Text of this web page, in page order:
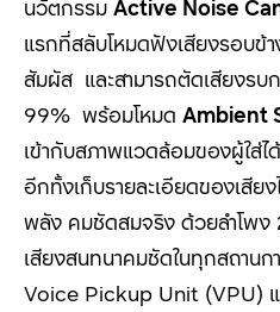
นวัตกรรม Active Noise
แรกที่สลับโหมดฟังเสียงรอบข้
สัมผัส และสามารถตัดเสียงร
99% พร้อมโหมด Ambient
เข้ากับสภาพแวดล้อมของผู้ใส่
อีกทั้งเก็บรายละเอียดของเสีย
พลัง คมชัดสมจริง ด้วยลำโพง
เสียงสนทนาคมชัดในทุกสถาน
Voice Pickup Unit (VPU) แ